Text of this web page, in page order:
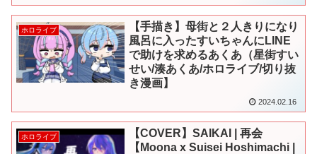
ホロライブ
【手描き】母街と２人きりになり
風呂に入ったすいちゃんにLINE
で助けを求めるあくあ（星街すい
せい/湊あくあ/ホロライブ/切り抜
き漫画】
2024.02.16
ホロライブ
【COVER】SAIKAI | 再会
【Moona x Suisei Hoshimachi |